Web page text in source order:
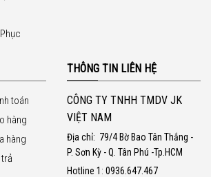
toán
hàng
hàng
THÔNG TIN LIÊN HỆ
CÔNG TY TNHH TMDV JK
VIỆT NAM
Địa chỉ: 79/4 Bờ Bao Tân Thắng -
P. Sơn Kỳ - Q. Tân Phú -Tp.HCM
Hotline 1 : 0936.647.467